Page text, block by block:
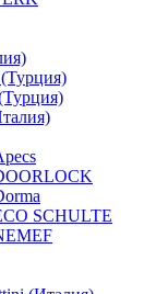
SCHULTE